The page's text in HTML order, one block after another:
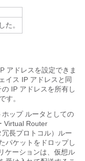
た。
アドレスを設定できま
イス IP アドレスと同
IP アドレスを所有し
す。
ップ ルータとしての
Virtual Router
長プロトコル）ルー
パケットをドロップし
ケーションは、仮想ル